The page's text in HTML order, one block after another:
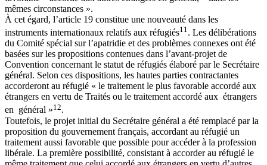
mêmes circonstances ».
À cet égard, l’article 19 constitue une nouveauté dans les
instruments internationaux relatifs aux réfugiés11. Les délibérations
du Comité spécial sur l’apatridie et des problèmes connexes ont été
basées sur les propositions contenues dans l’avant-projet de
Convention concernant le statut de réfugiés élaboré par le Secrétaire
général. Selon ces dispositions, les hautes parties contractantes
accorderont au réfugié « le traitement le plus favorable accordé aux
étrangers en vertu de Traités ou le traitement accordé aux étrangers
en général »12.
Toutefois, le projet initial du Secrétaire général a été remplacé par la
proposition du gouvernement français, accordant au réfugié un
traitement aussi favorable que possible pour accéder à la profession
libérale. La première possibilité, consistant à accorder au réfugié le